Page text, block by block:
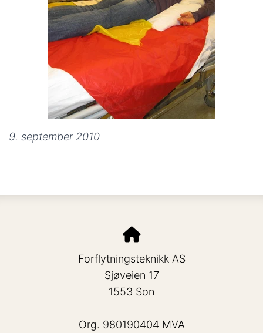
9. september 2010
Forflytningsteknikk AS
Sjøveien 17
1553 Son
Org. 980190404 MVA